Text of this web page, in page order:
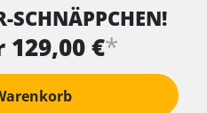
SCHNÄPPCHEN!
129,00 €*